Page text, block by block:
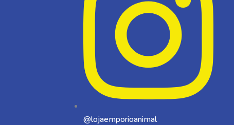
@lojaemporioanimal